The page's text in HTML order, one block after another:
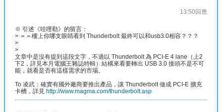
13:50 回應
※ 引述《哇哩勒》的留言：
> ＝＝樓上你哪支眼睛看到 Thunderbolt 最終可以和usb3.0相容？？？
>
>
文章中是沒有提到這段文字，不過以 Thunderbolt 為 PCI-E 4 lane（上2
下2，詳見本月電腦王雜誌特輯）結構來看要轉出 USB 3.0 接頭不是不可
能，就看是否有這樣需求的市場。
To 凌武：確實有國外廠商要推出產品，讓 Thunderbolt 做成 PCI-E 擴充
卡槽，詳見 http://www.magma.com/thunderbolt.asp